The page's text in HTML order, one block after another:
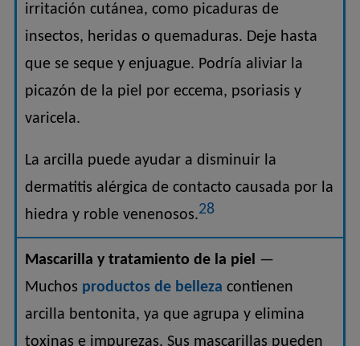
irritación cutánea, como picaduras de
insectos, heridas o quemaduras. Deje hasta
que se seque y enjuague. Podría aliviar la
picazón de la piel por eccema, psoriasis y
varicela.
La arcilla puede ayudar a disminuir la
dermatitis alérgica de contacto causada por la
hiedra y roble venenosos.28
Mascarilla y tratamiento de la piel —
Muchos productos de belleza contienen
arcilla bentonita, ya que agrupa y elimina
toxinas e impurezas. Sus mascarillas pueden